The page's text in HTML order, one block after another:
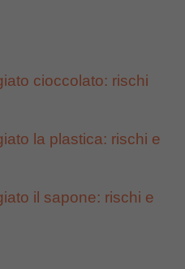
cioccolato: rischi
la plastica: rischi e
il sapone: rischi e